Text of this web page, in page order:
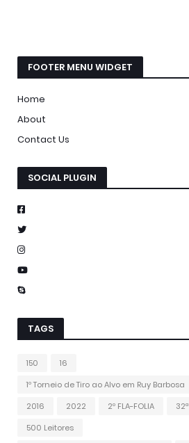
FOOTER MENU WIDGET
Home
About
Contact Us
SOCIAL PLUGIN
TAGS
150
16
1º Torneio de Tiro ao Alvo em Ruy Barbosa
2016
2022 2º FLA-FOLIA
32ª
500 Leitores